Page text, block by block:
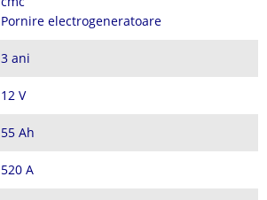
Pornire electrogeneratoare
3 ani
12 V
55 Ah
520 A